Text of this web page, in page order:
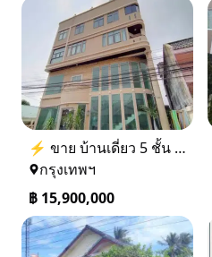
⚡ ขาย บ้านเดี่ยว 5 ชั้น ซอย ประชาชื่น 14 ใกล้ BTS
กรุงเทพฯ
฿ 15,900,000